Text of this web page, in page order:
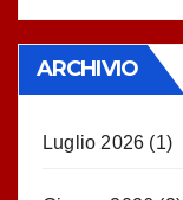
ARCHIVIO
Luglio 2026 (1)